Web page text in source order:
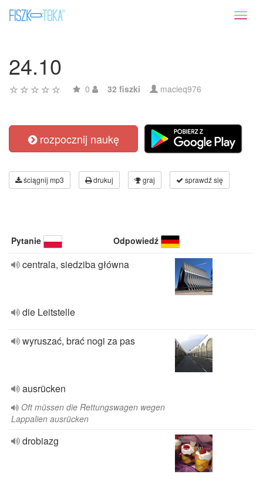
24.10
0 32 fiszki macieq976
rozpocznij naukę
ściągnij mp3 drukuj graj sprawdź się
Pytanie Odpowiedź
centrala, siedziba główna
die Leitstelle
wyruszać, brać nogi za pas
ausrücken
Oft müssen die Rettungswagen wegen
Lappalien ausrücken
drobiazg